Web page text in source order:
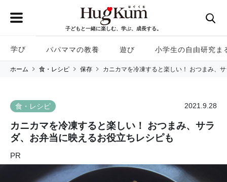
子どもと一緒に楽しむ、学ぶ、成長する。
学び パパママの教養 遊び 小学生の自由研究ま
ホーム 食・レシピ 保存 カニカマを冷凍すると楽しい！ おつまみ、
食・レシピ 2021.9.28
カニカマを冷凍すると楽しい！ おつまみ、サラ
ダ、お弁当に映えるお役立ちレシピも
PR